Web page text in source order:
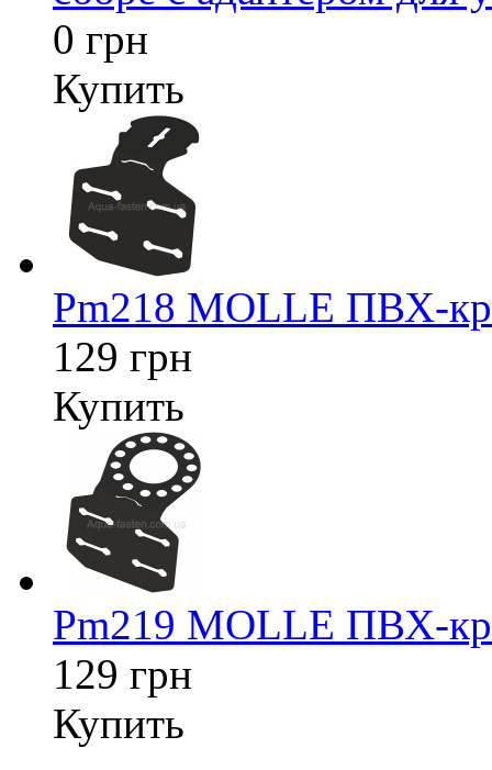
0 грн
Купить
Pm218 MOLLE ПВХ-
129 грн
Купить
Pm219 MOLLE ПВХ-
129 грн
Купить